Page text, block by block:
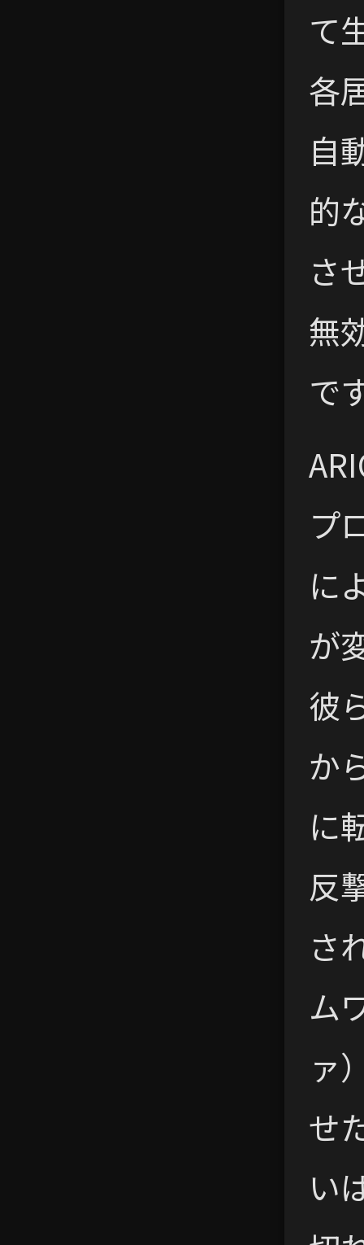
て
各
自
的
さ
無
で
プ
に
が
彼
か
に
反
さ
ム
ァ
せ
い